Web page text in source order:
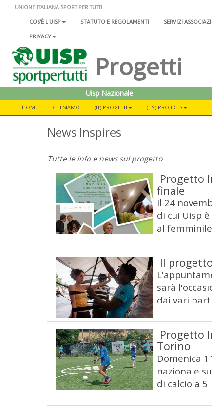
UNIONE ITALIANA SPORT PER TUTTI
COS'È L'UISP
STATUTO E REGOLAMENTI SERVIZI
PRIVACY
Progetti
Uisp Nazionale
HOME CHI SIAMO (IT) PROGETTI (EN) PROJECTS
News Inspires
Tutte le info e news sul progetto
Progetto
finale
Il 24
di cui Uisp
al
Il
sarà
dai vari
Progetto
Torino
Domenica
nazionale
di calcio a 5